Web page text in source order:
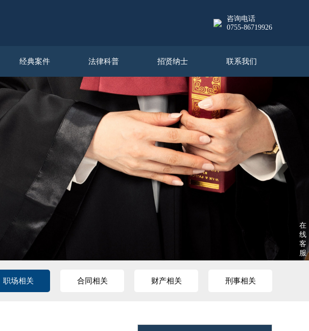
咨询电话
0755-86719926
经典案件 法律科普 招贤纳士 联系我们
职场相关 合同相关 财产相关 刑事相关
在
线
客
服